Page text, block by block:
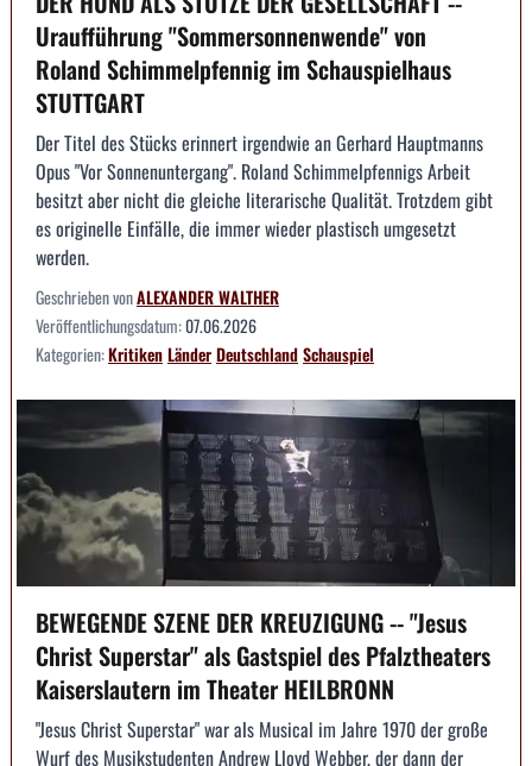
Uraufführung "Sommersonnenwende" von
Roland Schimmelpfennig im Schauspielhaus
STUTTGART
Der Titel des Stücks erinnert irgendwie an Gerhard Hauptmanns
Opus "Vor Sonnenuntergang". Roland Schimmelpfennigs Arbeit
besitzt aber nicht die gleiche literarische Qualität. Trotzdem gibt
es originelle Einfälle, die immer wieder plastisch umgesetzt
werden.
Geschrieben vonALEXANDER WALTHER
Veröffentlichungsdatum:07.06.2026
Kategorien:KritikenLänderDeutschlandSchauspiel
BEWEGENDE SZENE DER KREUZIGUNG -- "Jesus
Christ Superstar" als Gastspiel des Pfalztheaters
Kaiserslautern im Theater HEILBRONN
"Jesus Christ Superstar" war als Musical im Jahre 1970 der große
Wurf des Musikstudenten Andrew Lloyd Webber, der dann der